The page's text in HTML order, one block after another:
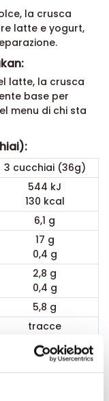
la crusca
latte e yogurt,
latte, la crusca
base per
menu di chi sta
3 cucchiai (36g)
544 kJ
130 kcal
6,1 g
17 g
0,4 g
2,8 g
0,4 g
5,8 g
tracce
Bio:
2 cucchiai
- Fase di